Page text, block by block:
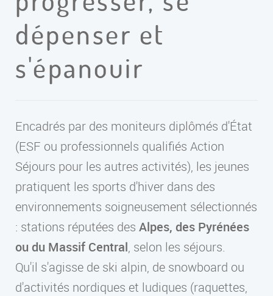
dépenser et
s'épanouir
Encadrés par des moniteurs diplômés d'État
(ESF ou professionnels qualifiés Action
Séjours pour les autres activités), les jeunes
pratiquent les sports d'hiver dans des
environnements soigneusement sélectionnés
: stations réputées des Alpes, des Pyrénées
ou du Massif Central, selon les séjours.
Qu'il s'agisse de ski alpin, de snowboard ou
d'activités nordiques et ludiques (raquettes,